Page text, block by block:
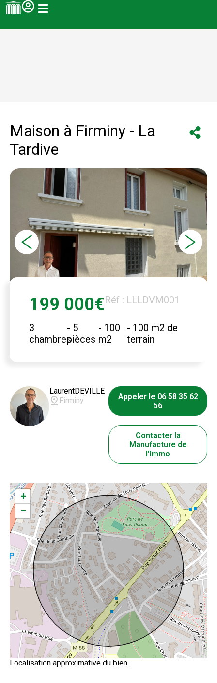
Panneau de gestion des cookies
Accueil
Maison à Firminy - La
Tardive
199 000€Réf : LLLDVM001
3
chambres
- 5
pièces
- 100
m2
- 100 m2 de
terrain
LaurentDEVILLE
Firminy
Appeler le 06 58 35 62
56
Contacter la
Manufacture de
l'Immo
+
−
Localisation approximative du bien.